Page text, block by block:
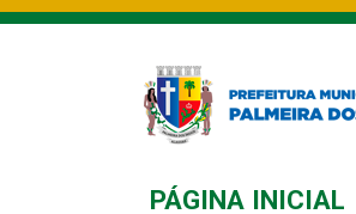
PÁGINA INICIAL